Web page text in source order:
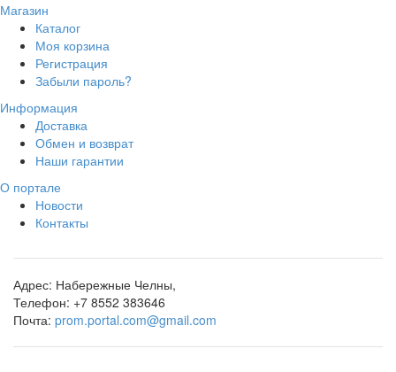
Магазин
Каталог
Моя корзина
Регистрация
Забыли пароль?
Информация
Доставка
Обмен и возврат
Наши гарантии
О портале
Новости
Контакты
Адрес: Набережные Челны,
Телефон: +7 8552 383646
Почта: prom.portal.com@gmail.com